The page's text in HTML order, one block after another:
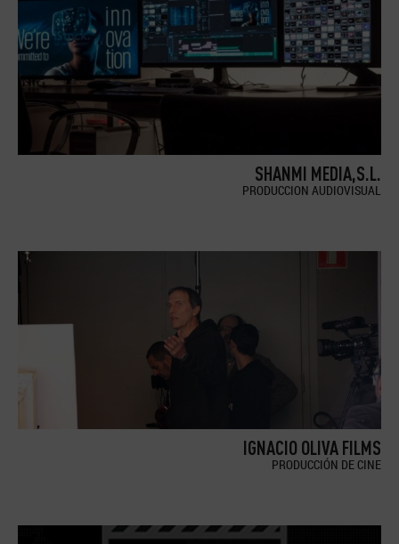
SHANMI MEDIA,S.L.
PRODUCCION AUDIOVISUAL
IGNACIO OLIVA FILMS
PRODUCCIÓN DE CINE